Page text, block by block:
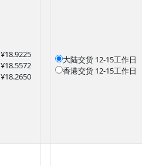
¥18.9225
¥18.5572
¥18.2650
大陆交货 12-15工作日
香港交货 12-15工作日